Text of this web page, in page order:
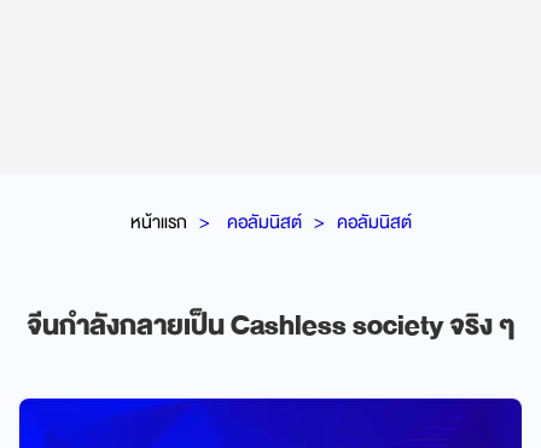
หน้าแรก คอลัมนิสต์ คอลัมนิสต์
จีนกำลังกลายเป็น Cashless society จริง ๆ